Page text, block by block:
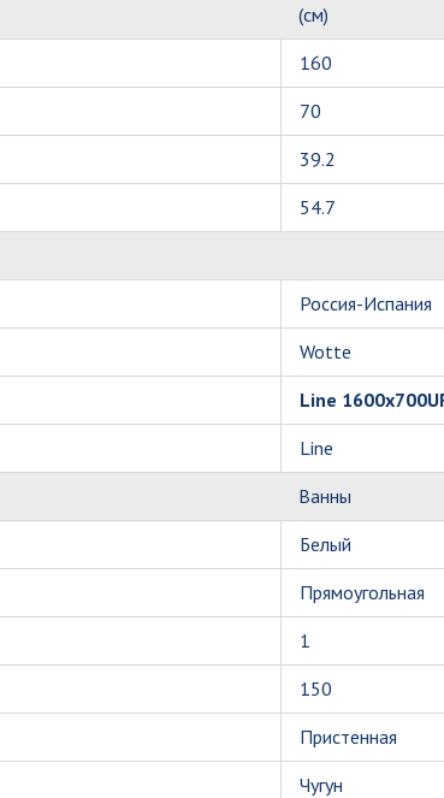
(см)
160
70
39.2
54.7
Россия-Испания
Wotte
Line
Line
Ванны
Белый
Прямоугольная
1
150
Пристенная
Чугун